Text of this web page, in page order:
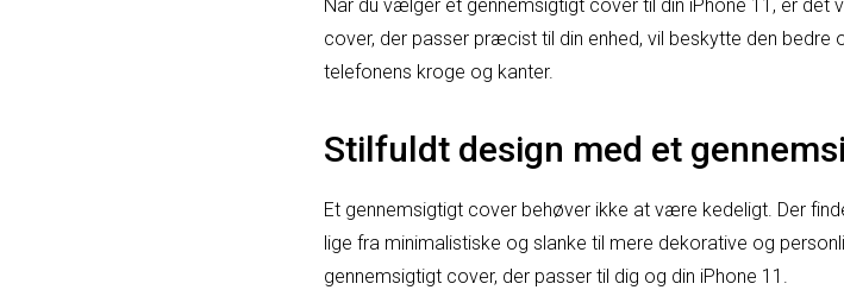
Når du vælger et gennemsigtigt cover til din iPhone 11, er det
cover, der passer præcist til din enhed, vil beskytte den bedre
telefonens kroge og kanter.
Stilfuldt design med et
Et gennemsigtigt cover behøver ikke at være kedeligt. Der
lige fra minimalistiske og slanke til mere dekorative og
gennemsigtigt cover, der passer til dig og din iPhone 11.